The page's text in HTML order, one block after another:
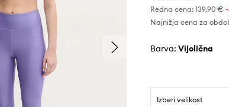
Redna cena: 139,90 €
Najnižja cena za
Barva: vijolična
Izberi velikost